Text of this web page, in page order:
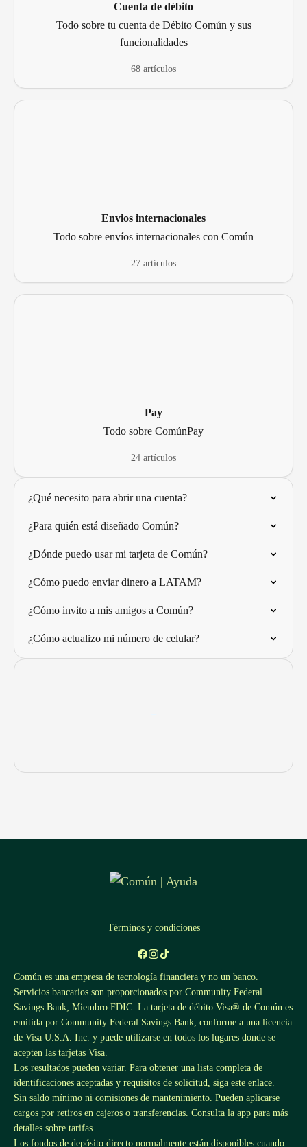
Cuenta de débito
Todo sobre tu cuenta de Débito Común y sus
funcionalidades
68 artículos
Envios internacionales
Todo sobre envíos internacionales con Común
27 artículos
Pay
Todo sobre ComúnPay
24 artículos
¿Qué necesito para abrir una cuenta?
¿Para quién está diseñado Común?
¿Dónde puedo usar mi tarjeta de Común?
¿Cómo puedo enviar dinero a LATAM?
¿Cómo invito a mis amigos a Común?
¿Cómo actualizo mi número de celular?
Términos y condiciones
Común es una empresa de tecnología financiera y no un banco.
Servicios bancarios son proporcionados por Community Federal
Savings Bank; Miembro FDIC. La tarjeta de débito Visa® de Común es
emitida por Community Federal Savings Bank, conforme a una licencia
de Visa U.S.A. Inc. y puede utilizarse en todos los lugares donde se
acepten las tarjetas Visa.
Los resultados pueden variar. Para obtener una lista completa de
identificaciones aceptadas y requisitos de solicitud, siga este enlace.
Sin saldo mínimo ni comisiones de mantenimiento. Pueden aplicarse
cargos por retiros en cajeros o transferencias. Consulta la app para más
detalles sobre tarifas.
Los fondos de depósito directo normalmente están disponibles cuando